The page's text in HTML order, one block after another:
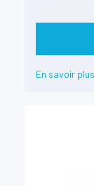
En savoir plus